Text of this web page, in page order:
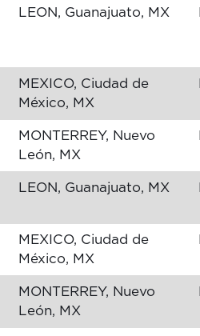
LEON, Guanajuato, MX
MEXICO, Ciudad de
México, MX
MONTERREY, Nuevo
León, MX
LEON, Guanajuato, MX
MEXICO, Ciudad de
México, MX
MONTERREY, Nuevo
León, MX